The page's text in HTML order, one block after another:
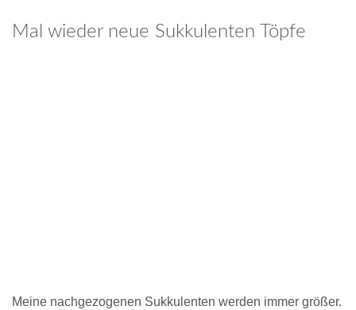
Mal wieder neue Sukkulenten Töpfe
Meine nachgezogenen Sukkulenten werden immer größer.